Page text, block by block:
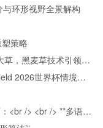
环形视野全景解构
策略
，黑麦草技术引领生
2026世界杯情境下
<br /> <br /> **多语言